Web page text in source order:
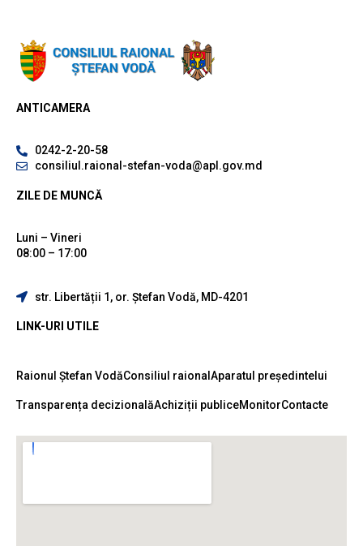
ANTICAMERA
0242-2-20-58
consiliul.raional-stefan-voda@apl.gov.md
ZILE DE MUNCĂ
Luni – Vineri
08:00 – 17:00
str. Libertății 1, or. Ștefan Vodă, MD-4201
LINK-URI UTILE
Raionul Ștefan VodăConsiliul raional Aparatul președintelui
Transparența decizionalăAchiziții publiceMonitorContacte